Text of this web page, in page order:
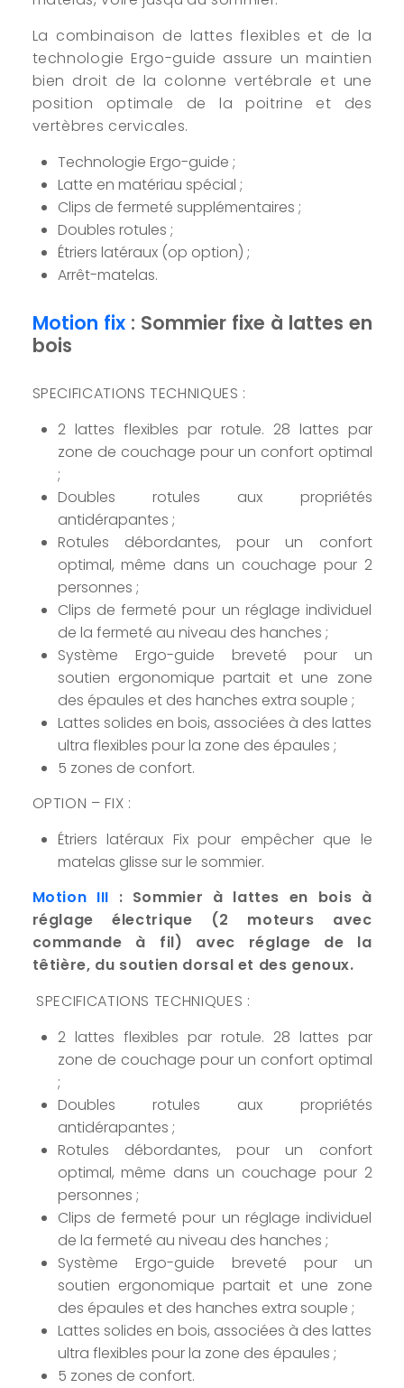
La combinaison de lattes flexibles et de la
technologie Ergo-guide assure un maintien
bien droit de la colonne vertébrale et une
position optimale de la poitrine et des
vertèbres cervicales.
Technologie Ergo-guide ;
Latte en matériau spécial ;
Clips de fermeté supplémentaires ;
Doubles rotules ;
Étriers latéraux (op option) ;
Arrêt-matelas.
Motion fix: Sommier fixe à lattes en
bois
SPECIFICATIONS TECHNIQUES :
2 lattes flexibles par rotule. 28 lattes par
zone de couchage pour un confort optimal
;
Doubles rotules aux propriétés
antidérapantes ;
Rotules débordantes, pour un confort
optimal, même dans un couchage pour 2
personnes ;
Clips de fermeté pour un réglage individuel
de la fermeté au niveau des hanches ;
Système Ergo-guide breveté pour un
soutien ergonomique partait et une zone
des épaules et des hanches extra souple ;
Lattes solides en bois, associées à des lattes
ultra flexibles pour la zone des épaules ;
5 zones de confort.
OPTION – FIX :
Étriers latéraux Fix pour empêcher que le
matelas glisse sur le sommier.
Motion III : Sommier à lattes en bois à
réglage électrique (2 moteurs avec
commande à fil) avec réglage de la
têtière, du soutien dorsal et des genoux.
SPECIFICATIONS TECHNIQUES :
2 lattes flexibles par rotule. 28 lattes par
zone de couchage pour un confort optimal
;
Doubles rotules aux propriétés
antidérapantes ;
Rotules débordantes, pour un confort
optimal, même dans un couchage pour 2
personnes ;
Clips de fermeté pour un réglage individuel
de la fermeté au niveau des hanches ;
Système Ergo-guide breveté pour un
soutien ergonomique partait et une zone
des épaules et des hanches extra souple ;
Lattes solides en bois, associées à des lattes
ultra flexibles pour la zone des épaules ;
5 zones de confort.